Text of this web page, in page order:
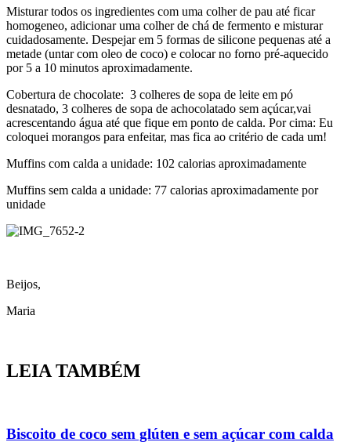
Misturar todos os ingredientes com uma colher de pau até ficar
homogeneo, adicionar uma colher de chá de fermento e misturar
cuidadosamente. ️Despejar em 5 formas de silicone pequenas até a
metade (untar com oleo de coco) e colocar no forno pré-aquecido
por 5 a 10 minutos aproximadamente.
Cobertura de chocolate: ️ 3 colheres de sopa de leite em pó
desnatado, 3 colheres de sopa de achocolatado sem açúcar,vai
acrescentando água até que fique em ponto de calda. ️Por cima: Eu
coloquei morangos para enfeitar, mas fica ao critério de cada um!
Muffins com calda a unidade: 102 calorias aproximadamente
Muffins sem calda a unidade: 77 calorias aproximadamente por
unidade
Beijos,
Maria
LEIA TAMBÉM
Biscoito de coco sem glúten e sem açúcar com calda